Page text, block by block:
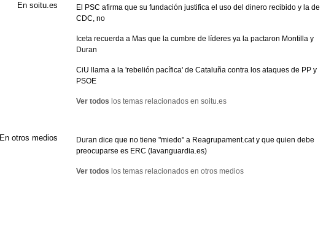
En soitu.es
El PSC afirma que su fundación justifica el uso del dinero recibido y la de
CDC, no
Iceta recuerda a Mas que la cumbre de líderes ya la pactaron Montilla y
Duran
CiU llama a la 'rebelión pacífica' de Cataluña contra los ataques de PP y
PSOE
Ver todos los temas relacionados en soitu.es
En otros medios
Duran dice que no tiene "miedo" a Reagrupament.cat y que quien debe
preocuparse es ERC (lavanguardia.es)
Ver todos los temas relacionados en otros medios